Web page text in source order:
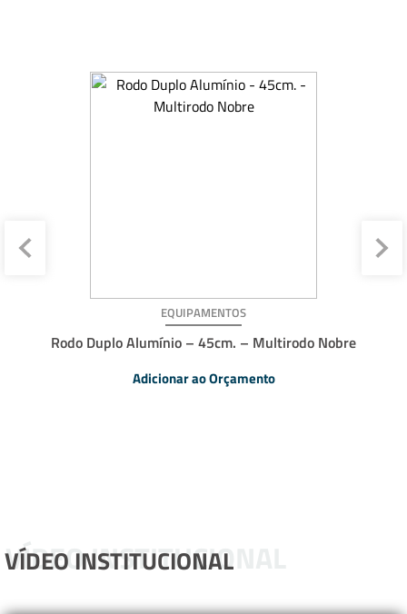
EQUIPAMENTOS
Rodo Duplo Alumínio – 45cm. – Multirodo Nobre
Adicionar ao Orçamento
VÍDEO INSTITUCIONAL
VÍDEO INSTITUCIONAL